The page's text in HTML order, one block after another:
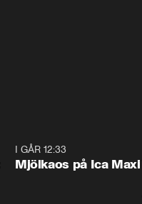
I GÅR 12:33
Mjölkaos på Ica Maxi